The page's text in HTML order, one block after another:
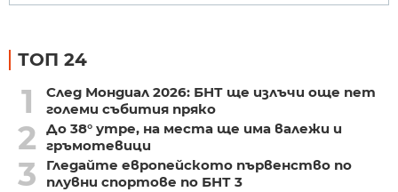
ТОП 24
1
След Мондиал 2026: БНТ ще излъчи още пет
големи събития пряко
2
До 38° утре, на места ще има валежи и
гръмотевици
3
Гледайте европейското първенство по
плувни спортове по БНТ 3